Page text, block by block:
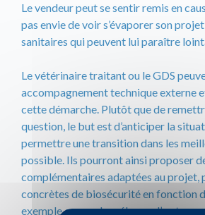
Le vendeur peut se sentir remis en
pas envie de voir s’évaporer son
sanitaires qui peuvent lui paraître
Le vétérinaire traitant ou le GDS
accompagnement technique externe
cette démarche. Plutôt que de
question, le but est d’anticiper la
permettre une transition dans les
possible. Ils pourront ainsi proposer
complémentaires adaptées au projet,
concrètes de biosécurité en fonction
exemple en cas de mélange d’un